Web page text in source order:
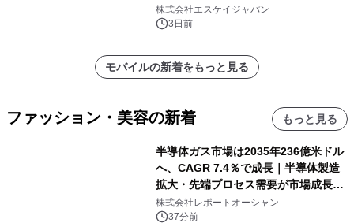
注販売開始
株式会社エスケイジャパン
3日前
モバイルの新着をもっと見る
ファッション・美容の新着 もっと見る
半導体ガス市場は2035年236億米ドル
へ、CAGR 7.4％で成長｜半導体製造
拡大・先端プロセス需要が市場成長を
加速
株式会社レポートオーシャン
37分前